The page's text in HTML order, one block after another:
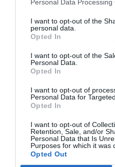
Personal Data Processing
I want to opt-out of the
personal data.
Opted In
I want to opt-out of the
Personal Data.
Opted In
I want to opt-out of
Personal Data for
Opted In
I want to opt-out of
Retention, Sale, and/or
Personal Data that Is
Purposes for which it was
Opted Out
Deutsche Telekom:
κατά 3 δισ.
Συναγερμός για τον ιό
κρούσματα σε μία
Metlen: Κέρδη 313 εκατ.
εξάμηνο
Η τεχνητή νοημοσύνη
Πετρέλαιο: Κάτω από τα
συμφωνία Ιράν – Ομάν